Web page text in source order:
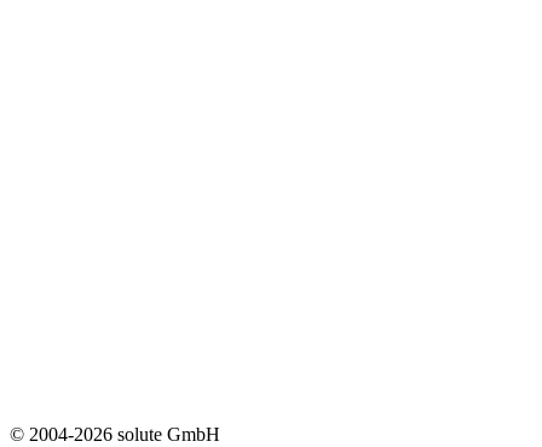
© 2004-2026 solute GmbH